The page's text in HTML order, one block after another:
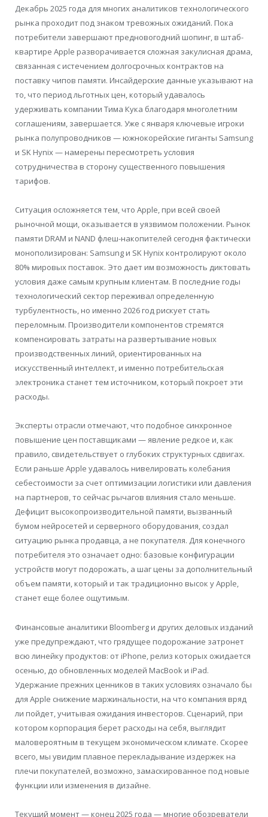
Декабрь 2025 года для многих аналитиков технологического
рынка проходит под знаком тревожных ожиданий. Пока
потребители завершают предновогодний шопинг, в штаб-
квартире Apple разворачивается сложная закулисная драма,
связанная с истечением долгосрочных контрактов на
поставку чипов памяти. Инсайдерские данные указывают на
то, что период льготных цен, который удавалось
удерживать компании Тима Кука благодаря многолетним
соглашениям, завершается. Уже с января ключевые игроки
рынка полупроводников — южнокорейские гиганты Samsung
и SK Hynix — намерены пересмотреть условия
сотрудничества в сторону существенного повышения
тарифов.
Ситуация осложняется тем, что Apple, при всей своей
рыночной мощи, оказывается в уязвимом положении. Рынок
памяти DRAM и NAND флеш-накопителей сегодня фактически
монополизирован: Samsung и SK Hynix контролируют около
80% мировых поставок. Это дает им возможность диктовать
условия даже самым крупным клиентам. В последние годы
технологический сектор переживал определенную
турбулентность, но именно 2026 год рискует стать
переломным. Производители компонентов стремятся
компенсировать затраты на развертывание новых
производственных линий, ориентированных на
искусственный интеллект, и именно потребительская
электроника станет тем источником, который покроет эти
расходы.
Эксперты отрасли отмечают, что подобное синхронное
повышение цен поставщиками — явление редкое и, как
правило, свидетельствует о глубоких структурных сдвигах.
Если раньше Apple удавалось нивелировать колебания
себестоимости за счет оптимизации логистики или давления
на партнеров, то сейчас рычагов влияния стало меньше.
Дефицит высокопроизводительной памяти, вызванный
бумом нейросетей и серверного оборудования, создал
ситуацию рынка продавца, а не покупателя. Для конечного
потребителя это означает одно: базовые конфигурации
устройств могут подорожать, а шаг цены за дополнительный
объем памяти, который и так традиционно высок у Apple,
станет еще более ощутимым.
Финансовые аналитики Bloomberg и других деловых изданий
уже предупреждают, что грядущее подорожание затронет
всю линейку продуктов: от iPhone, релиз которых ожидается
осенью, до обновленных моделей MacBook и iPad.
Удержание прежних ценников в таких условиях означало бы
для Apple снижение маржинальности, на что компания вряд
ли пойдет, учитывая ожидания инвесторов. Сценарий, при
котором корпорация берет расходы на себя, выглядит
маловероятным в текущем экономическом климате. Скорее
всего, мы увидим плавное перекладывание издержек на
плечи покупателей, возможно, замаскированное под новые
функции или изменения в дизайне.
Текущий момент — конец 2025 года — многие обозреватели